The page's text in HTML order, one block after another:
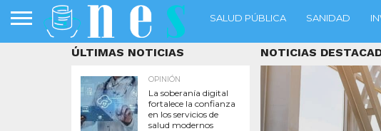
SALUD PÚBLICA SANIDAD
NOTICIAS
ÚLTIMAS NOTICIAS
OPINIÓN
La soberanía digital
fortalece la confianza
en los servicios de
salud modernos